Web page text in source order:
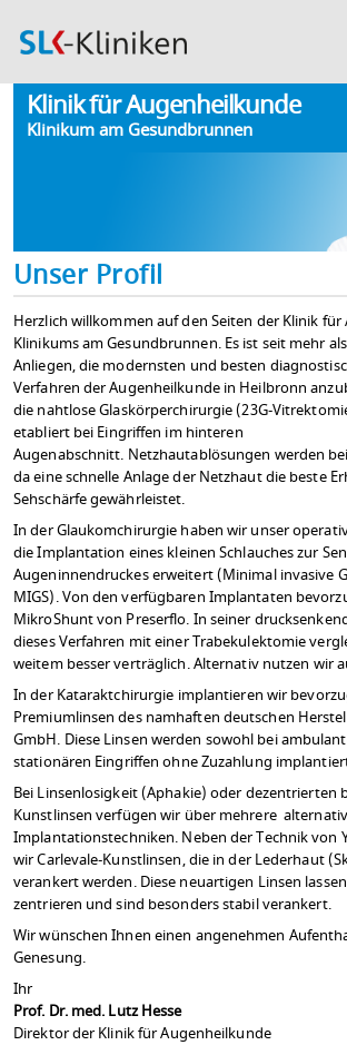
Klinik für Augenheilkunde
Klinikum am Gesundbrunnen
Unser Profil
Herzlich willkommen auf den Seiten der Klinik
Klinikums am Gesundbrunnen. Es ist seit mehr
Anliegen, die modernsten und besten
Verfahren der Augenheilkunde in Heilbronn
die nahtlose Glaskörperchirurgie (23G-
etabliert bei Eingriffen im hinteren
Augenabschnitt. Netzhautablösungen werden
da eine schnelle Anlage der Netzhaut die beste
Sehschärfe gewährleistet.
In der Glaukomchirurgie haben wir unser
die Implantation eines kleinen Schlauches zur
Augeninnendruckes erweitert (Minimal invasive
MIGS). Von den verfügbaren Implantaten
MikroShunt von Preserflo. In seiner
dieses Verfahren mit einer Trabekulektomie
weitem besser verträglich. Alternativ nutzen wir
In der Kataraktchirurgie implantieren wir
Premiumlinsen des namhaften deutschen
GmbH. Diese Linsen werden sowohl bei
stationären Eingriffen ohne Zuzahlung
Bei Linsenlosigkeit (Aphakie) oder dezentrierten
Kunstlinsen verfügen wir über mehrere
Implantationstechniken. Neben der Technik von
wir Carlevale-Kunstlinsen, die in der Lederhaut
verankert werden. Diese neuartigen Linsen
zentrieren und sind besonders stabil verankert.
Wir wünschen Ihnen einen angenehmen
Genesung.
Ihr
Prof. Dr. med. Lutz Hesse
Direktor der Klinik für Augenheilkunde